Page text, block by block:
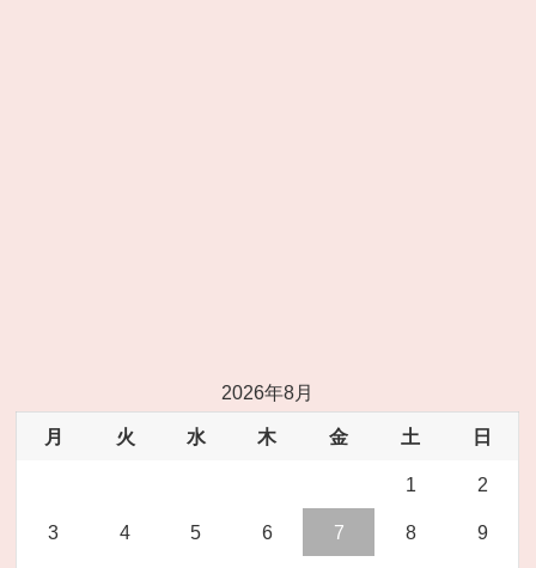
2026年8月
月 火 水 木 金 土 日
1 2
3 4 5 6 7 8 9